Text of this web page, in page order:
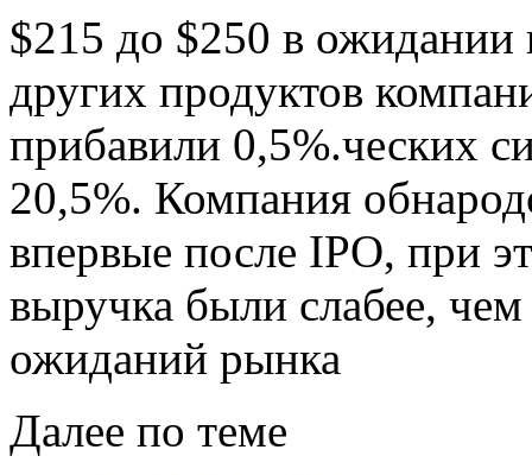
$215 до $250 в ожидании
других продуктов
прибавили 0,5%.ческих
20,5%. Компания
впервые после IPO, при
выручка были слабее,
ожиданий рынка
Далее по теме